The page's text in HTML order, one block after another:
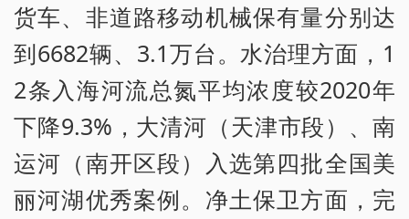
货车、非道路移动机械保有量分别达
到6682辆、3.1万台。水治理方面，1
2条入海河流总氮平均浓度较2020年
下降9.3%，大清河（天津市段）、南
运河（南开区段）入选第四批全国美
丽河湖优秀案例。净土保卫方面，完